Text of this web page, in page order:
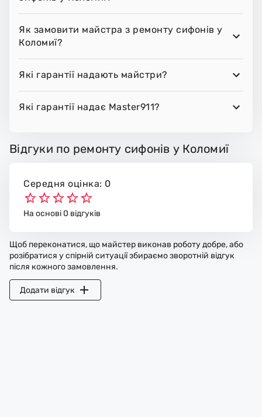
Як замовити майстра з ремонту сифонів у
Коломиї?
Які гарантії надають майстри?
Які гарантії надає Master911?
Відгуки по ремонту сифонів у Коломиї
Середня оцінка: 0
На основі 0 відгуків
Щоб переконатися, що майстер виконав роботу добре, або
розібратися у спірній ситуації збираємо зворотній відгук
після кожного замовлення.
Додати відгук